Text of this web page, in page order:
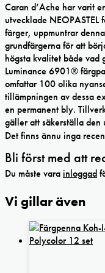
Caran d’Ache har varit
utvecklade
färger, uppmuntrar
grundfärgerna för att
högsta kvalitet både vad
Luminance 6901®
omfattar 100 olika
tillämpningen av dessa
en permanent bly.
gäller att säkerställa den
Det finns ännu inga
Bli först med att
Du måste varainloggad
Vi gillar även